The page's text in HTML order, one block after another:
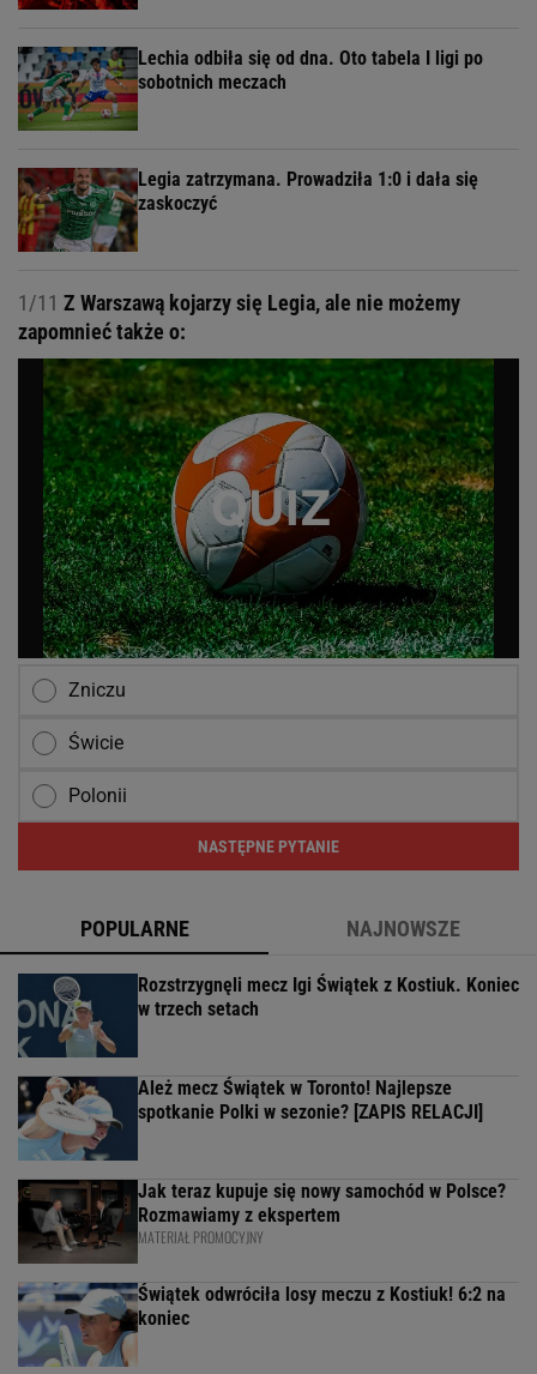
Lechia odbiła się od dna. Oto tabela I ligi po
sobotnich meczach
Legia zatrzymana. Prowadziła 1:0 i dała się
zaskoczyć
1/11 Z Warszawą kojarzy się Legia, ale nie możemy
zapomnieć także o:
Zniczu
Świcie
Polonii
NASTĘPNE PYTANIE
POPULARNE NAJNOWSZE
Rozstrzygnęli mecz Igi Świątek z Kostiuk. Koniec
w trzech setach
Ależ mecz Świątek w Toronto! Najlepsze
spotkanie Polki w sezonie? [ZAPIS RELACJI]
Jak teraz kupuje się nowy samochód w Polsce?
Rozmawiamy z ekspertem
MATERIAŁ PROMOCYJNY
Świątek odwróciła losy meczu z Kostiuk! 6:2 na
koniec